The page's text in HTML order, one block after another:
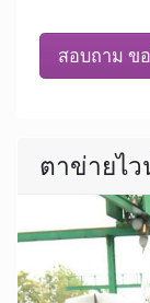
สอบถาม ข
ตาข่ายไ